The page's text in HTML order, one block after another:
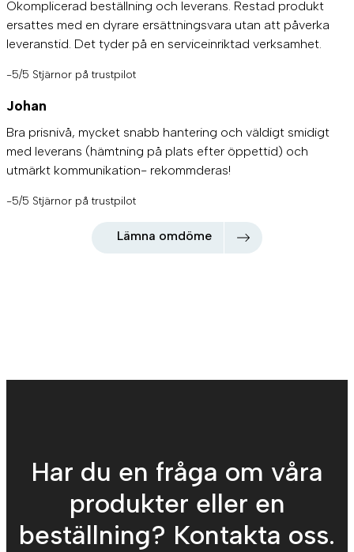
Okomplicerad beställning och leverans. Restad produkt
ersattes med en dyrare ersättningsvara utan att påverka
leveranstid. Det tyder på en serviceinriktad verksamhet.
-5/5 Stjärnor på trustpilot
Johan
Bra prisnivå, mycket snabb hantering och väldigt smidigt
med leverans (hämtning på plats efter öppettid) och
utmärkt kommunikation- rekommderas!
-5/5 Stjärnor på trustpilot
Lämna omdöme
Har du en fråga om våra
produkter eller en
beställning? Kontakta oss.